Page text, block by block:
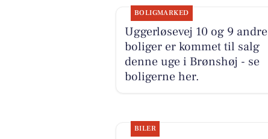
BOLIGMARKED
Uggerløsevej 10 og 9 andre
boliger er kommet til salg
denne uge i Brønshøj - se
boligerne her.
BILER